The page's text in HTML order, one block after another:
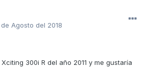
Agosto del 2018
300i R del año 2011 y me gustaría